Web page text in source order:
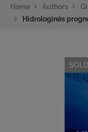
Home Authors
Hidrologinės